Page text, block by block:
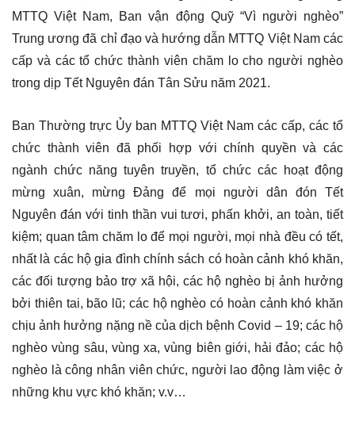
MTTQ Việt Nam, Ban vận động Quỹ “Vì người nghèo”
Trung ương đã chỉ đạo và hướng dẫn MTTQ Việt Nam các
cấp và các tổ chức thành viên chăm lo cho người nghèo
trong dịp Tết Nguyên đán Tân Sửu năm 2021.
Ban Thường trực Ủy ban MTTQ Việt Nam các cấp, các tổ
chức thành viên đã phối hợp với chính quyền và các
ngành chức năng tuyên truyền, tổ chức các hoạt động
mừng xuân, mừng Đảng để mọi người dân đón Tết
Nguyên đán với tinh thần vui tươi, phấn khởi, an toàn, tiết
kiệm; quan tâm chăm lo để mọi người, mọi nhà đều có tết,
nhất là các hộ gia đình chính sách có hoàn cảnh khó khăn,
các đối tượng bảo trợ xã hội, các hộ nghèo bị ảnh hưởng
bởi thiên tai, bão lũ; các hộ nghèo có hoàn cảnh khó khăn
chịu ảnh hưởng nặng nề của dịch bệnh Covid – 19; các hộ
nghèo vùng sâu, vùng xa, vùng biên giới, hải đảo; các hộ
nghèo là công nhân viên chức, người lao động làm việc ở
những khu vực khó khăn; v.v…